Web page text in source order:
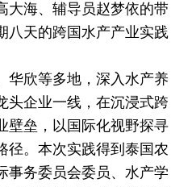
大海、辅导员赵梦依的带
八天的跨国水产产业实践
华欣等多地，深入水产养
头企业一线，在沉浸式跨
壁垒，以国际化视野探寻
径。本次实践得到泰国农
事务委员会委员、水产学